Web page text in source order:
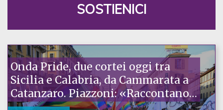
SOSTIENICI
Onda Pride, due cortei oggi tra
Sicilia e Calabria, da Cammarata a
Catanzaro. Piazzoni: «Raccontano
la nostra ostinazione»